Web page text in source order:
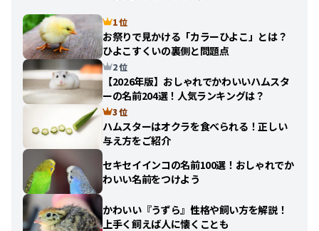
1 位
お祭りで見かける「カラーひよこ」とは？
ひよこすくいの裏側と問題点
2 位
【2026年版】おしゃれでかわいいハムスタ
ーの名前204選！人気ランキングは？
3 位
ハムスターはオクラを食べられる！正しい
与え方をご紹介
セキセイインコの名前100選！おしゃれでか
わいい名前をつけよう
かわいい『うずら』性格や飼い方を解説！
上手く飼えば人に懐くことも